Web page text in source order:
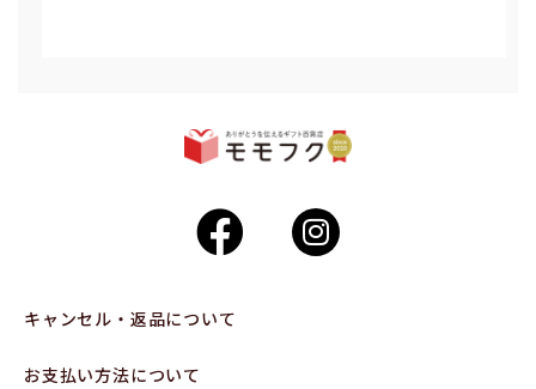
キャンセル・返品について
お支払い方法について